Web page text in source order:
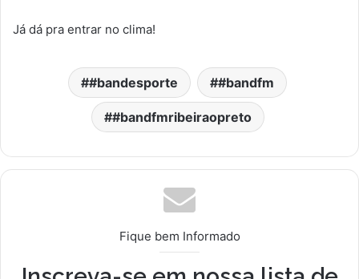
Já dá pra entrar no clima!
#bandesporte #bandfm
#bandfmribeiraopreto
Fique bem Informado